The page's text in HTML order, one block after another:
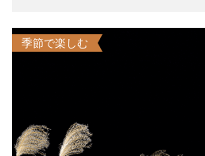
季節で楽しむ